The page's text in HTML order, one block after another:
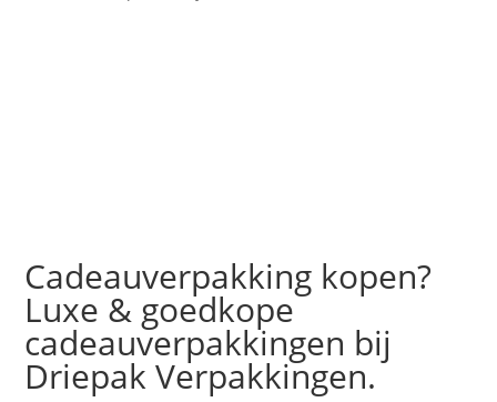
Cadeauverpakking kopen?
Luxe & goedkope
cadeauverpakkingen bij
Driepak Verpakkingen.